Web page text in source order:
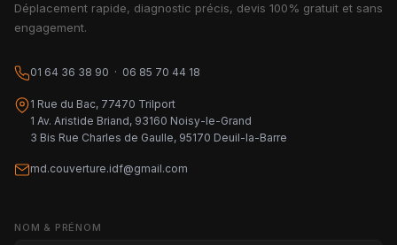
Déplacement rapide, diagnostic précis, devis 100% gratuit et sans
engagement.
01 64 36 38 90 · 06 85 70 44 18
1 Rue du Bac, 77470 Trilport
1 Av. Aristide Briand, 93160 Noisy-le-Grand
3 Bis Rue Charles de Gaulle, 95170 Deuil-la-Barre
md.couverture.idf@gmail.com
NOM & PRÉNOM